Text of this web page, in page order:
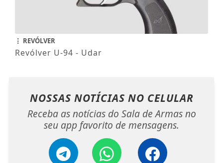
REVÓLVER
Revólver U-94 - Udar
NOSSAS NOTÍCIAS NO CELULAR
Receba as notícias do Sala de Armas no
seu app favorito de mensagens.